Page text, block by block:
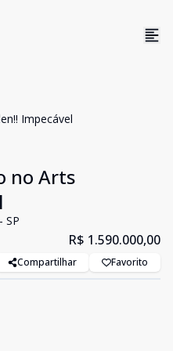
Impecável
no Arts
SP
R$ 1.590.000,00
Compartilhar Favorito